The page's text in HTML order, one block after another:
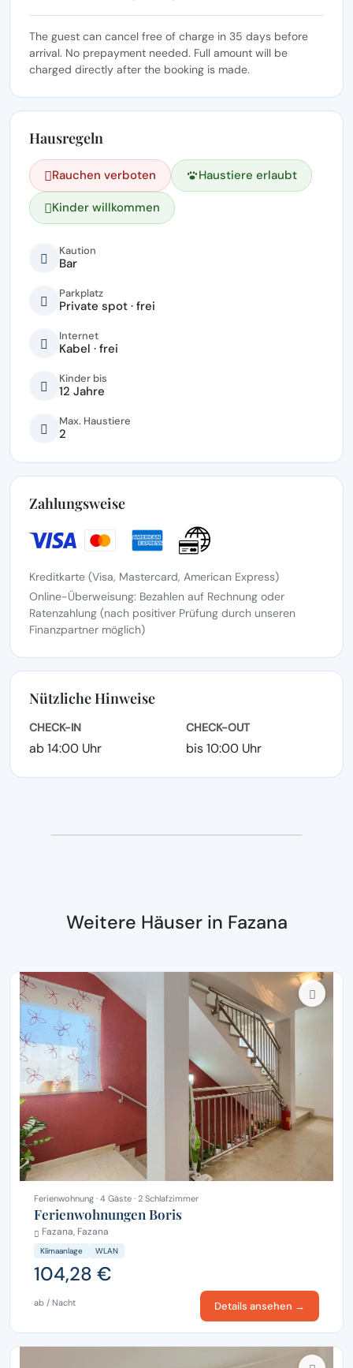
The guest can cancel free of charge in 35 days before
arrival. No prepayment needed. Full amount will be
charged directly after the booking is made.
Hausregeln
Rauchen verboten Haustiere erlaubt
Kinder willkommen
Kaution
Bar
Parkplatz
Private spot · frei
Internet
Kabel · frei
Kinder bis
12 Jahre
Max. Haustiere
2
Zahlungsweise
Kreditkarte (Visa, Mastercard, American Express)
Online-Überweisung: Bezahlen auf Rechnung oder
Ratenzahlung (nach positiver Prüfung durch unseren
Finanzpartner möglich)
Nützliche Hinweise
CHECK-IN
ab 14:00 Uhr
CHECK-OUT
bis 10:00 Uhr
Weitere Häuser in Fazana
Ferienwohnung · 4 Gäste · 2 Schlafzimmer
Ferienwohnungen Boris
Fazana, Fazana
Klimaanlage WLAN
104,28 €
ab / Nacht Details ansehen →